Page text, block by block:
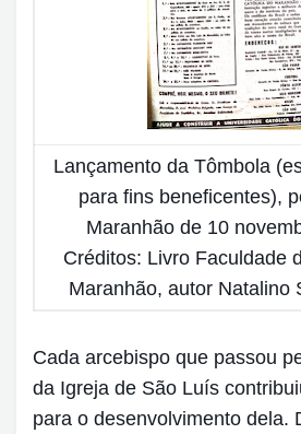
Lançamento da Tômbola
para fins beneficentes),
Maranhão de 10
Créditos: Livro Faculdade
Maranhão, autor Natalino
Cada arcebispo que passou
da Igreja de São Luís
para o desenvolvimento dela.